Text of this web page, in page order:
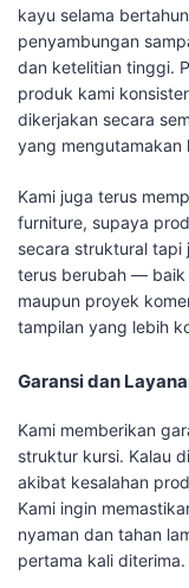
kayu selama
penyambungan
dan ketelitian tinggi.
produk kami
dikerjakan secara
yang
Kami juga terus
furniture, supaya
secara struktural tapi
terus berubah — baik
maupun proyek
tampilan yang lebih
Garansi dan
Kami memberikan
struktur kursi. Kalau
akibat kesalahan
Kami ingin
nyaman dan tahan
pertama kali diterima.